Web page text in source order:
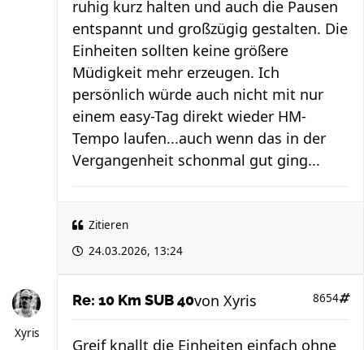
ruhig kurz halten und auch die Pausen
entspannt und großzügig gestalten. Die
Einheiten sollten keine größere
Müdigkeit mehr erzeugen. Ich
persönlich würde auch nicht mit nur
einem easy-Tag direkt wieder HM-
Tempo laufen...auch wenn das in der
Vergangenheit schonmal gut ging...
Zitieren
24.03.2026, 13:24
Xyris
Re: 10 Km SUB 40 8654
von Xyris
Greif knallt die Einheiten einfach ohne